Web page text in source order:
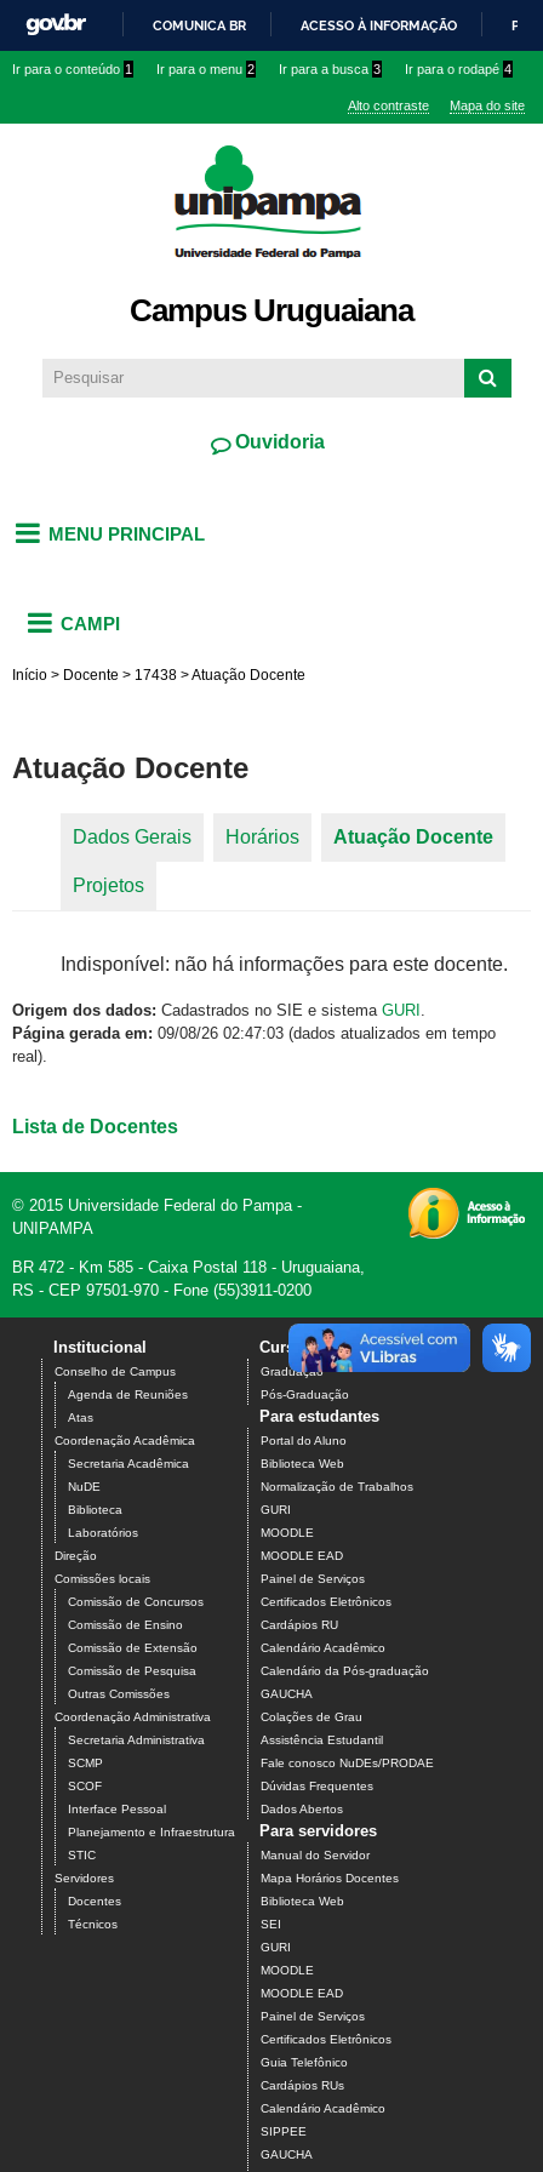
conteúdo
IR
O
COMUNICA BR ACESSO À INFORMAÇÃO
Ir para o conteúdo 1 Ir para o menu 2 Ir para a busca 3 Ir para o rodapé 4
Alto contraste Mapa do site
Campus Uruguaiana
Ouvidoria
MENU PRINCIPAL
CAMPI
Início > Docente > 17438 >Atuação Docente
Atuação Docente
Dados Gerais Horários Atuação Docente
Projetos
Indisponível: não há informações para este docente.
Origem dos dados: Cadastrados no SIE e sistema GURI .
Página gerada em: 09/08/26 02:47:03 (dados atualizados em tempo
real).
Lista de Docentes
© 2015 Universidade Federal do Pampa -
UNIPAMPA
BR 472 - Km 585 - Caixa Postal 118 - Uruguaiana,
RS - CEP 97501-970 - Fone (55)3911-0200
Institucional
Conselho de Campus
Agenda de Reuniões
Atas
Coordenação Acadêmica
Secretaria Acadêmica
NuDE
Biblioteca
Laboratórios
Direção
Comissões locais
Comissão de Concursos
Comissão de Ensino
Comissão de Extensão
Comissão de Pesquisa
Outras Comissões
Coordenação Administrativa
Secretaria Administrativa
SCMP
SCOF
Interface Pessoal
Planejamento e Infraestrutura
STIC
Servidores
Docentes
Técnicos
Cursos
Graduação
Pós-Graduação
Contato
Para estudantes
Portal do Aluno
Biblioteca Web
Normalização de Trabalhos
GURI
MOODLE
MOODLE EAD
Painel de Serviços
Certificados Eletrônicos
Cardápios RU
Calendário Acadêmico
Calendário da Pós-graduação
GAUCHA
Colações de Grau
Assistência Estudantil
Fale conosco NuDEs/PRODAE
Dúvidas Frequentes
Dados Abertos
Para servidores
Manual do Servidor
Mapa Horários Docentes
Biblioteca Web
SEI
GURI
MOODLE
MOODLE EAD
Painel de Serviços
Certificados Eletrônicos
Guia Telefônico
Cardápios RUs
Calendário Acadêmico
SIPPEE
GAUCHA